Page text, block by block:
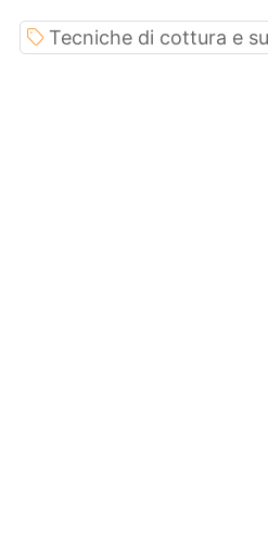
Tecniche di cottura e